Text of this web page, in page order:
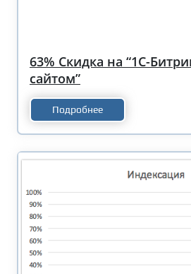
63% Скидка на “1С-
сайтом”
Подробнее